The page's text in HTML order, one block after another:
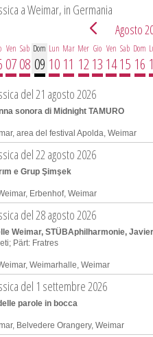
a Weimar, in Germania
Agosto
Ven
07
Sab
08
Dom
09
Lun
10
Mar
11
Mer
12
Gio
13
Ven
14
Sab
15
Dom
16
del 21 agosto 2026
sonora di Midnight TAMURO
area del festival Apolda, Weimar
del 22 agosto 2026
e Grup Şimşek
Erbenhof, Weimar
del 28 agosto 2026
Weimar, STÜBAphilharmonie,
Pärt: Fratres
Weimarhalle, Weimar
del 1 settembre 2026
parole in bocca
Belvedere Orangery, Weimar